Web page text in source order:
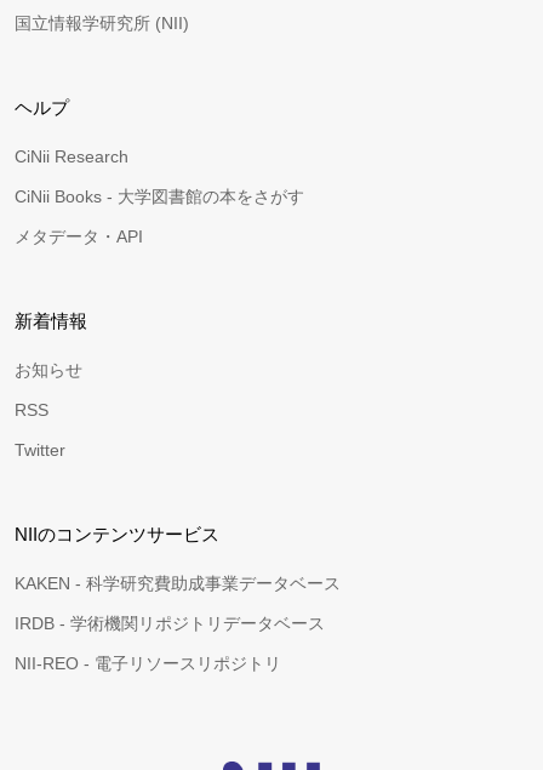
国立情報学研究所 (NII)
ヘルプ
CiNii Research
CiNii Books - 大学図書館の本をさがす
メタデータ・API
新着情報
お知らせ
RSS
Twitter
NIIのコンテンツサービス
KAKEN - 科学研究費助成事業データベース
IRDB - 学術機関リポジトリデータベース
NII-REO - 電子リソースリポジトリ